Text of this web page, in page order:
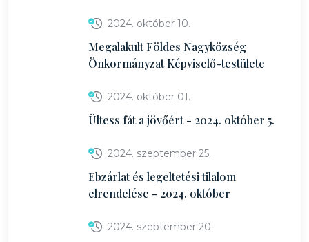
2024. október 10.
Megalakult Földes Nagyközség
Önkormányzat Képviselő-testülete
2024. október 01.
Ültess fát a jövőért - 2024. október 5.
2024. szeptember 25.
Ebzárlat és legeltetési tilalom
elrendelése - 2024. október
2024. szeptember 20.